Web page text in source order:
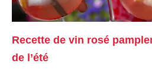
Recette de vin rosé
de l’été